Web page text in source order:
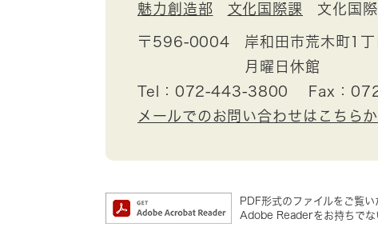
魅力創造部 文化国際課 文化国
〒596-0004
岸和田市荒木町1
月曜日休館
Tel：072-443-3800
Fax：
メールでのお問い合わせはこちら
PDF形式のファイルをご覧
Adobe Readerをお持ちでな